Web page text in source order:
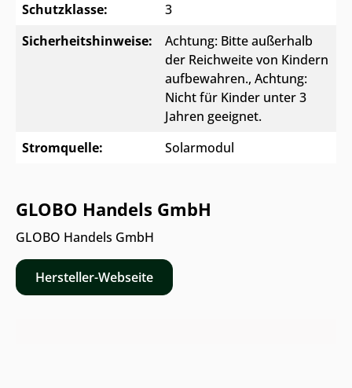
Schutzklasse:
3
Sicherheitshinweise:
Achtung: Bitte außerhalb
der Reichweite von Kindern
aufbewahren., Achtung:
Nicht für Kinder unter 3
Jahren geeignet.
Stromquelle:
Solarmodul
GLOBO Handels GmbH
GLOBO Handels GmbH
Hersteller-Webseite